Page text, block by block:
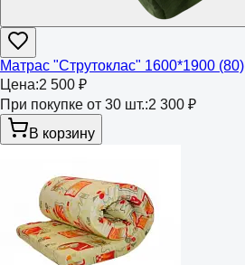
Матрас "Струтоклас" 1600*1900 (80)
Цена:2 500 ₽
При покупке от 30 шт.:2 300 ₽
В корзину